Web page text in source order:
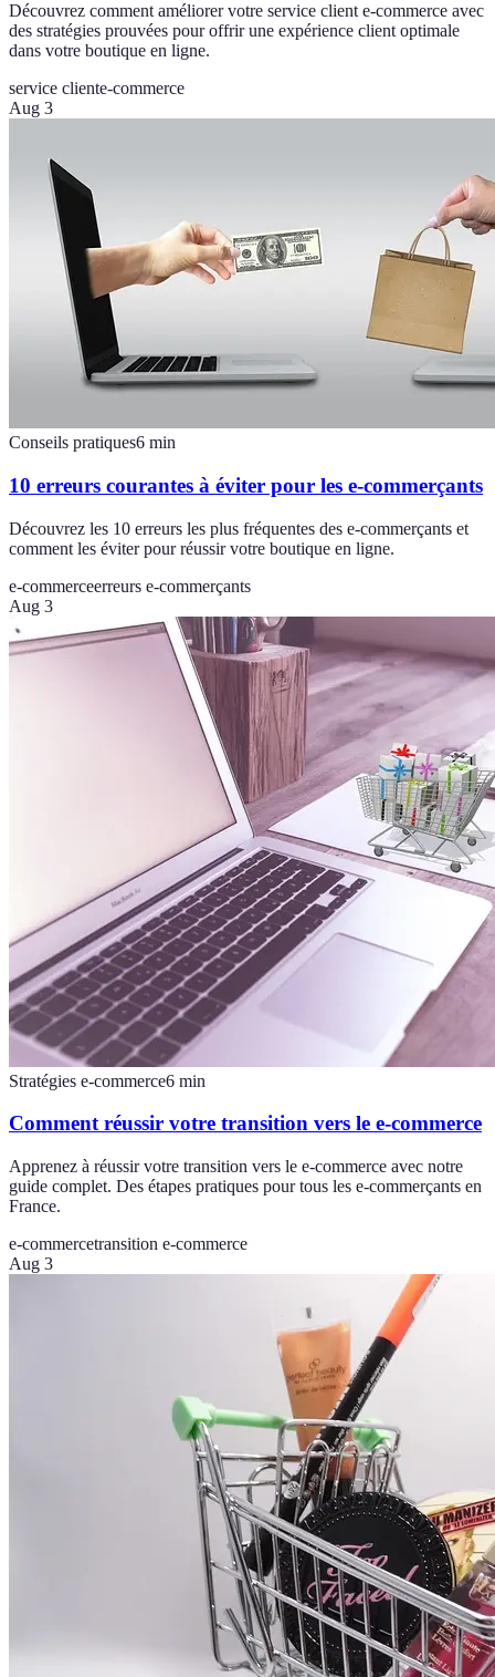
Découvrez comment améliorer votre service client e-commerce avec
des stratégies prouvées pour offrir une expérience client optimale
dans votre boutique en ligne.
service cliente-commerce
Aug 3
Conseils pratiques6 min
10 erreurs courantes à éviter pour les e-commerçants
Découvrez les 10 erreurs les plus fréquentes des e-commerçants et
comment les éviter pour réussir votre boutique en ligne.
e-commerceerreurs e-commerçants
Aug 3
Stratégies e-commerce6 min
Comment réussir votre transition vers le e-commerce
Apprenez à réussir votre transition vers le e-commerce avec notre
guide complet. Des étapes pratiques pour tous les e-commerçants en
France.
e-commercetransition e-commerce
Aug 3